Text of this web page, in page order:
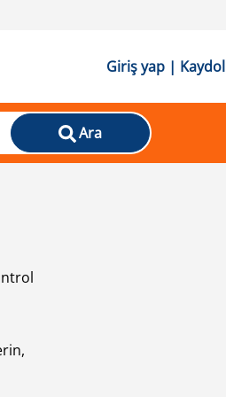
Giriş yap | Kaydol
Ara